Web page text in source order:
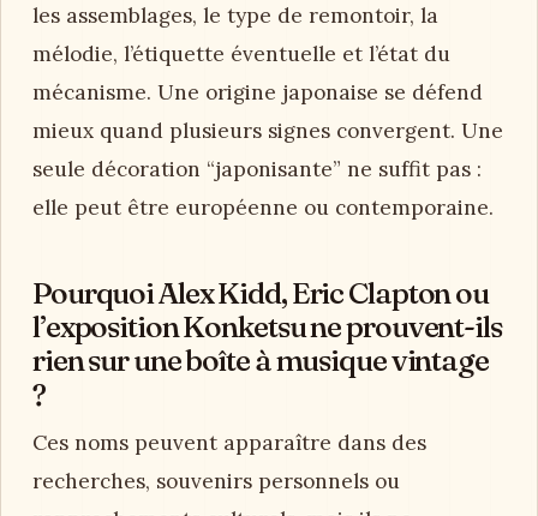
les assemblages, le type de remontoir, la
mélodie, l’étiquette éventuelle et l’état du
mécanisme. Une origine japonaise se défend
mieux quand plusieurs signes convergent. Une
seule décoration “japonisante” ne suffit pas :
elle peut être européenne ou contemporaine.
Pourquoi Alex Kidd, Eric Clapton ou
l’exposition Konketsu ne prouvent-ils
rien sur une boîte à musique vintage
?
Ces noms peuvent apparaître dans des
recherches, souvenirs personnels ou